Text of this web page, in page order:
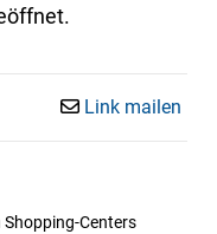
Link mailen
Shopping-Centers